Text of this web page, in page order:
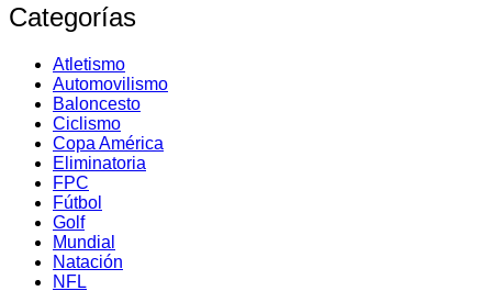
Categorías
Atletismo
Automovilismo
Baloncesto
Ciclismo
Copa América
Eliminatoria
FPC
Fútbol
Golf
Mundial
Natación
NFL